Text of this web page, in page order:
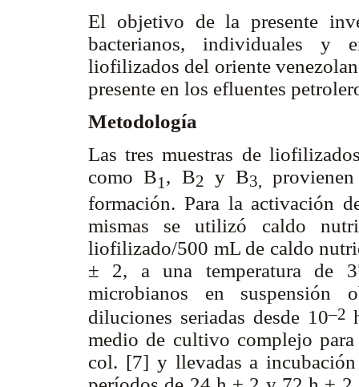
El objetivo de la presente
bacterianos, individuales y
liofilizados del oriente
presente en los efluentes
Metodología
Las tres muestras de
como B1 , B2 y B3,
formación. Para la activación
mismas se utilizó caldo
liofilizado/500 mL de caldo
± 2, a una temperatura de
microbianos en suspensión
diluciones seriadas desde 10–2
medio de cultivo complejo
col. [7] y llevadas a